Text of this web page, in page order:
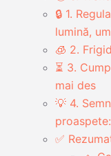
🔒 1.
lumină,
🧊 2.
⏳ 3.
mai des
💡 4.
proaspete:
✅